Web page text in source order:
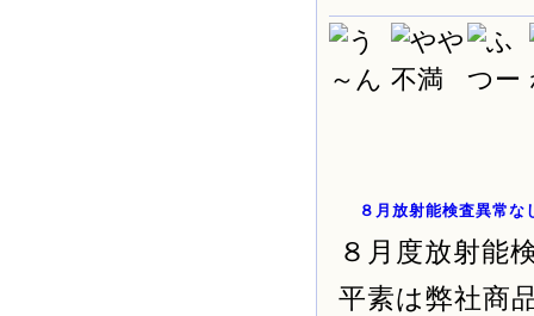
８月放射能検査異常な
８月度放射能
平素は弊社商